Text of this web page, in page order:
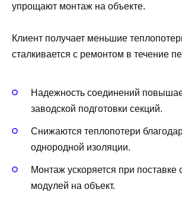
упрощают монтаж на объекте.
Клиент получает меньшие
сталкивается с ремонтом в течение
Надежность соединений
заводской подготовки секций.
Снижаются теплопотери
однородной изоляции.
Монтаж ускоряется при поставке
модулей на объект.